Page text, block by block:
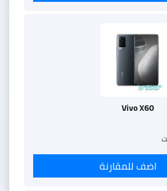
Vivo X60
اضف للمقارنة